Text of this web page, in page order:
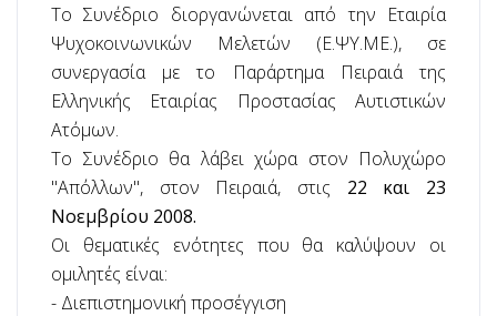
Το Συνέδριο διοργανώνεται από την Εταιρία
Ψυχοκοινωνικών Μελετών (Ε.ΨΥ.ΜΕ.), σε
συνεργασία με το Παράρτημα Πειραιά της
Ελληνικής Εταιρίας Προστασίας Αυτιστικών
Ατόμων.
Το Συνέδριο θα λάβει χώρα στον Πολυχώρο
"Απόλλων", στον Πειραιά, στις 22 και 23
Νοεμβρίου 2008.
Οι θεματικές ενότητες που θα καλύψουν οι
ομιλητές είναι:
- Διεπιστημονική προσέγγιση